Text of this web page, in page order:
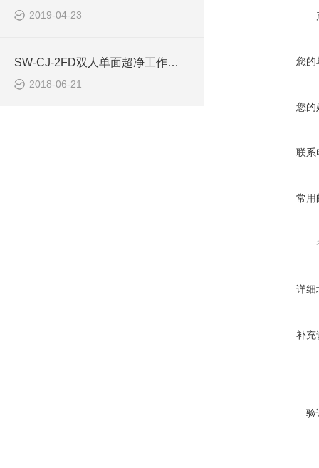
2019-04-23
SW-CJ-2FD双人单面超净工作台配置表
2018-06-21
您的
您的
联系
常用
详细
补充
验